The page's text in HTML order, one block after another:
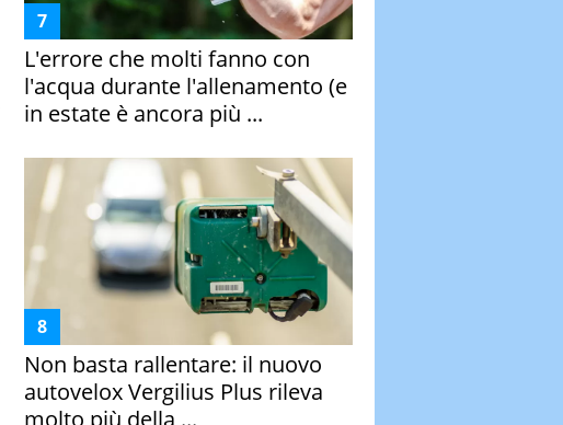
L'errore che molti fanno con
l'acqua durante l'allenamento (e
in estate è ancora più ...
Non basta rallentare: il nuovo
autovelox Vergilius Plus rileva
molto più della ...